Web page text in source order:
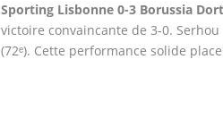
Sporting Lisbonne 0-3 Borussia
victoire convaincante de 3-0. Serhou
(72ᵉ). Cette performance solide